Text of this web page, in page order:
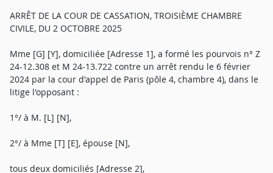
ARRÊT DE LA COUR DE CASSATION, TROISIÈME CHAMBRE
CIVILE, DU 2 OCTOBRE 2025
Mme [G] [Y], domiciliée [Adresse 1], a formé les pourvois n° Z
24-12.308 et M 24-13.722 contre un arrêt rendu le 6 février
2024 par la cour d'appel de Paris (pôle 4, chambre 4), dans le
litige l'opposant :
1°/ à M. [L] [N],
2°/ à Mme [T] [E], épouse [N],
tous deux domiciliés [Adresse 2],